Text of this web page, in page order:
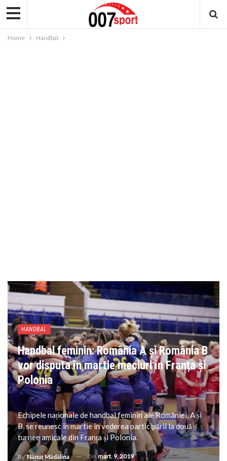
Home Handbal
HANDBAL
Handbal feminin: România A și România B
vor disputa în martie meciuri în Franța și
Polonia
Echipele naționale de handbal feminin ale României, A și
B, se reunesc în martie în vederea participării la două
turnee amicale din Franța și Polonia.
ByNănuț Mădălina Onmart. 9, 2019